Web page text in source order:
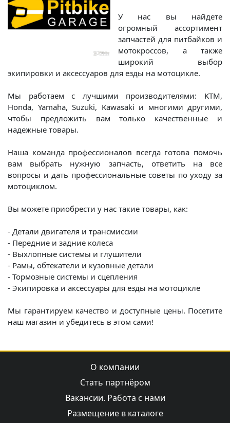
У нас вы найдете
огромный ассортимент
запчастей для питбайков и
мотокроссов, а также
широкий выбор
экипировки и аксессуаров для езды на мотоцикле.
Мы работаем с лучшими производителями: KTM,
Honda, Yamaha, Suzuki, Kawasaki и многими другими,
чтобы предложить вам только качественные и
надежные товары.
Наша команда профессионалов всегда готова помочь
вам выбрать нужную запчасть, ответить на все
вопросы и дать профессиональные советы по уходу за
мотоциклом.
Вы можете приобрести у нас такие товары, как:
- Детали двигателя и трансмиссии
- Передние и задние колеса
- Выхлопные системы и глушители
- Рамы, обтекатели и кузовные детали
- Тормозные системы и сцепления
- Экипировка и аксессуары для езды на мотоцикле
Мы гарантируем качество и доступные цены. Посетите
наш магазин и убедитесь в этом сами!
О компании
Стать партнёром
Вакансии. Работа с нами
Размещение в каталоге